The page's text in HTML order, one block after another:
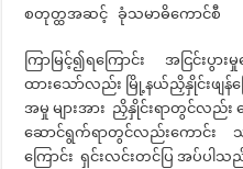
စတုတ္ထအဆင့် ခုံသမာ
ကြာမြင့်၍ရကြောင်း အငြင်းပွား
ထားသော်လည်း မြို့နယ်ညှိနှိုင်းဖျန်ဖ
အမှု များအား ညှိနှိုင်းရာတွင်လည်း က
ဆောင်ရွက်ရာတွင်လည်းကောင်း
ကြောင်း ရှင်းလင်းတင်ပြ အပ်ပါသည်။